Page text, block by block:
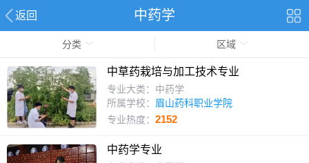
返回 中药学
分类 区域
中草药栽培与加工技术专业
专业大类：中药学
所属学校： 眉山药科职业学院
专业热度： 2152
中药学专业